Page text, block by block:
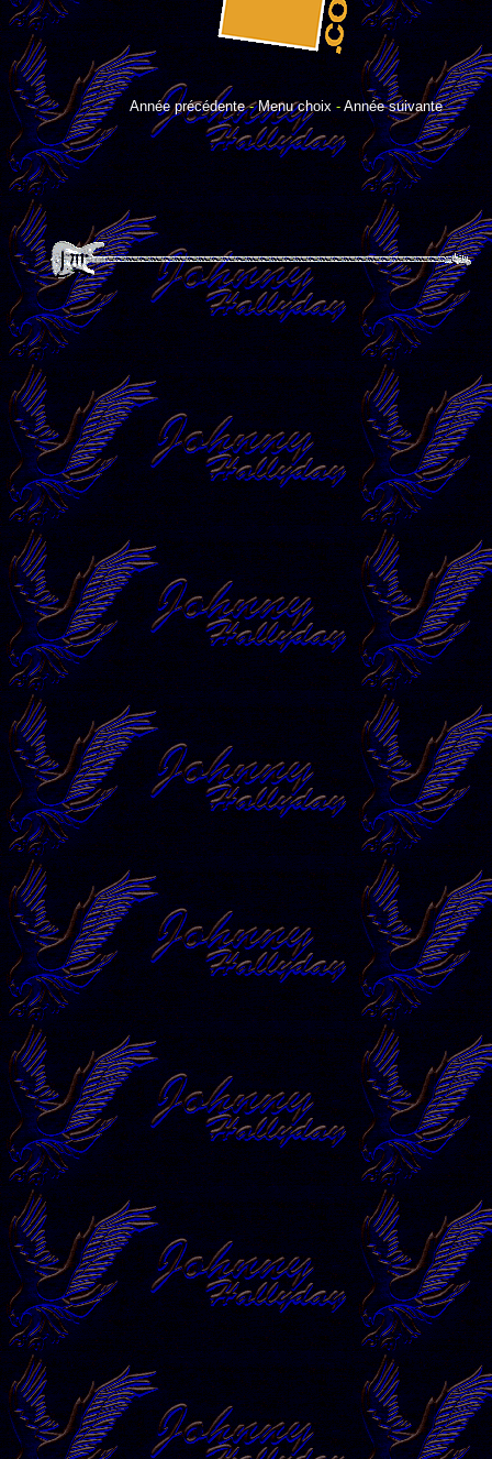
Année précédente-Menu choix-Année suivante